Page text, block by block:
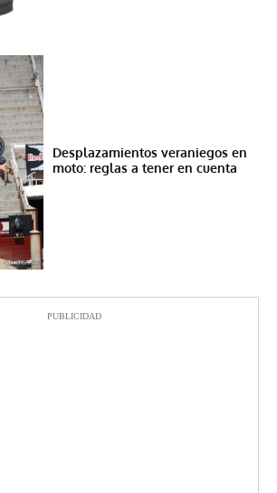
Desplazamientos veraniegos en
moto: reglas a tener en cuenta
PUBLICIDAD